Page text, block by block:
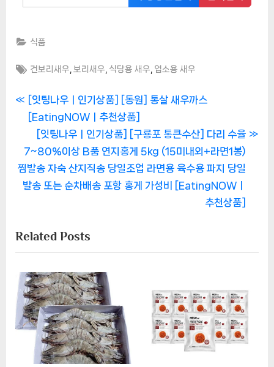
식품
Tags:
건보리새우 보리새우 식당용 새우 업소용 새우
글
색
P
r
v
i
o
P
o
s
t
:
[잇팅나우ㅣ인기상품] [동원] 통살 새우까스
[EatingNOWㅣ추천상품]
N
e
x
t
s
t
:
[잇팅나우ㅣ인기상품] [구룡포 통큰수산] 다리 수율
7~80%이상 B품 연지홍게 5kg (15미내외+라면1봉)
찜발송 자숙 산지직송 당일조업 라면용 육수용 파지 당일
발송 또는 순차배송 포항 홍게 가성비 [EatingNOWㅣ
추천상품]
Related Posts